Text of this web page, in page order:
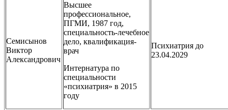
Семисынов
Виктор
Александрович
Высшее
профессиональное,
ПГМИ, 1987 год,
специальность-лечебное
дело, квалификация-
врач
Интернатура по
специальности
«психиатрия» в 2015
году
Психиатрия до
23.04.2029